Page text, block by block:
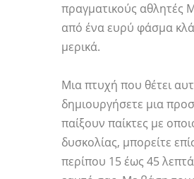
πραγματικούς αθλητές
από ένα ευρύ φάσμα
μερικά.
Μια πτυχή που θέτει
δημιουργήσετε μια
παίξουν παίκτες με
δυσκολίας, μπορείτε
περίπου 15 έως 45